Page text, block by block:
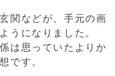
関などが、手元の画
うになりました。
は思っていたよりか
です。